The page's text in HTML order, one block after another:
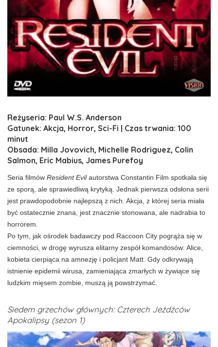
Reżyseria: Paul W.S. Anderson
Gatunek: Akcja, Horror, Sci-Fi | Czas trwania: 100
minut
Obsada: Milla Jovovich, Michelle Rodriguez, Colin
Salmon, Eric Mabius, James Purefoy
Seria filmów Resident Evilautorstwa Constantin Film spotkała się
ze sporą, ale sprawiedliwą krytyką. Jednak pierwsza odsłona serii
jest prawdopodobnie najlepszą z nich. Akcja, z której seria miała
być ostatecznie znana, jest znacznie stonowana, ale nadrabia to
horrorem.
Po tym, jak ośrodek badawczy pod Raccoon City pogrąża się w
ciemności, w drogę wyrusza elitarny zespół komandosów: Alice,
kobieta cierpiąca na amnezję i policjant Matt. Gdy odkrywają
istnienie epidemii wirusa, zamieniająca zmarłych w żywiące się
ludzkim mięsem zombie, muszą ją powstrzymać.
Siedem grzechów głównych: Czterech Jeźdźców
Apokalipsy (sezon 1)